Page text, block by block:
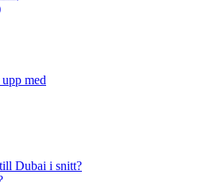
med
Dubai i snitt?